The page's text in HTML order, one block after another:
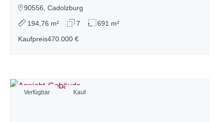
90556, Cadolzburg
194,76 m² 7
691 m²
Kaufpreis470.000 €
Verfügbar Kauf